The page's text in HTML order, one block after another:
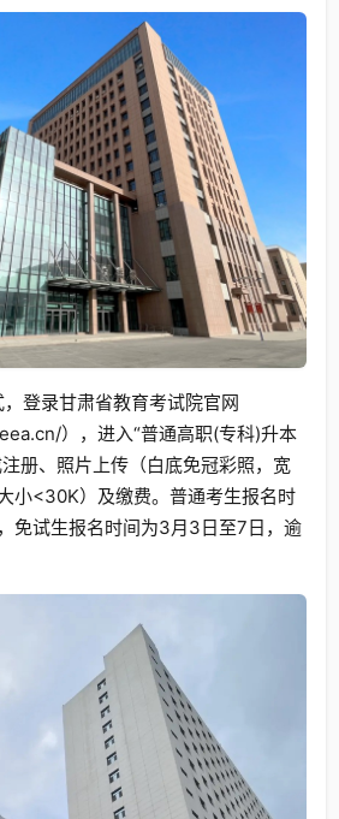
登录甘肃省教育考试院官网
），进入“普通高职(专科)升本
册、照片上传（白底免冠彩照，宽
小<30K）及缴费。普通考生报名时
免试生报名时间为3月3日至7日，逾